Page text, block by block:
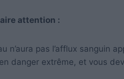
attention :
n’aura pas l’afflux sanguin
danger extrême, et vous